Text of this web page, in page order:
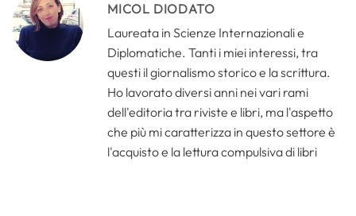
MICOL DIODATO
Laureata in Scienze Internazionali e
Diplomatiche. Tanti i miei interessi, tra
questi il giornalismo storico e la scrittura.
Ho lavorato diversi anni nei vari rami
dell'editoria tra riviste e libri, ma l'aspetto
che più mi caratterizza in questo settore è
l'acquisto e la lettura compulsiva di libri